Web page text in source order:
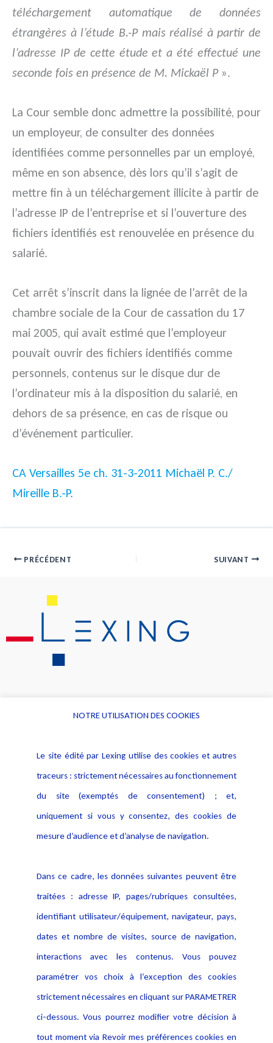
téléchargement automatique de données
étrangères à l’étude B.-P mais réalisé à partir de
l’adresse IP de cette étude et a été effectué une
seconde fois en présence de M. Mickaël P».
La Cour semble donc admettre la possibilité, pour
un employeur, de consulter des données
identifiées comme personnelles par un employé,
même en son absence, dès lors qu’il s’agit de
mettre fin à un téléchargement illicite à partir de
l’adresse IP de l’entreprise et si l’ouverture des
fichiers identifiés est renouvelée en présence du
salarié.
Cet arrêt s’inscrit dans la lignée de l’arrêt de la
chambre sociale de la Cour de cassation du 17
mai 2005, qui avait estimé que l’employeur
pouvait ouvrir des fichiers identifiés comme
personnels, contenus sur le disque dur de
l’ordinateur mis à la disposition du salarié, en
dehors de sa présence, en cas de risque ou
d’événement particulier.
CA Versailles 5e ch. 31-3-2011 Michaël P. C./
Mireille B.-P.
PRÉCÉDENT SUIVANT
Alerte professionnelle
Déclaration d'accessibilité
Notice Légale
Politique de protection des
données
Publications
NOTRE UTILISATION DES COOKIES
Le site édité par Lexing utilise des cookies et autres
traceurs : strictement nécessaires au fonctionnement
du site (exemptés de consentement) ; et,
uniquement si vous y consentez, des cookies de
mesure d’audience et d’analyse de navigation.
Dans ce cadre, les données suivantes peuvent être
traitées : adresse IP, pages/rubriques consultées,
identifiant utilisateur/équipement, navigateur, pays,
dates et nombre de visites, source de navigation,
interactions avec les contenus. Vous pouvez
paramétrer vos choix à l’exception des cookies
strictement nécessaires en cliquant sur PARAMETRER
ci-dessous. Vous pourrez modifier votre décision à
tout moment via Revoir mes préférences cookies en